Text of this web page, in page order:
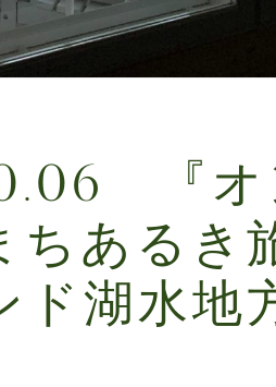
『
あるき
湖水地